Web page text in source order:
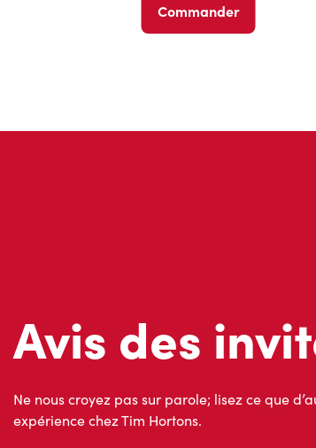
Commander
Avis des
Ne nous croyez pas sur parole; lisez ce que
expérience chez Tim Hortons.